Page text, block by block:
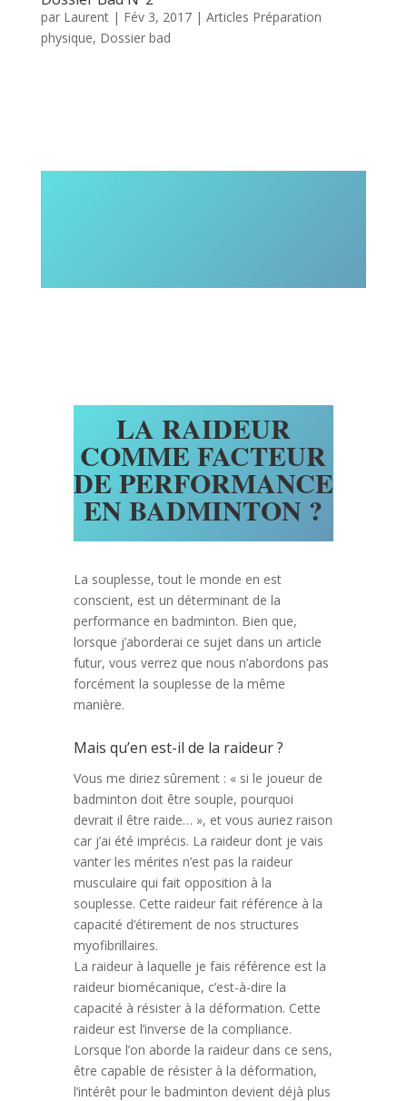
par Laurent| Fév 3, 2017| Articles Préparation
physique, Dossier bad
LA RAIDEUR
COMME FACTEUR
DE PERFORMANCE
EN BADMINTON ?
La souplesse, tout le monde en est
conscient, est un déterminant de la
performance en badminton. Bien que,
lorsque j’aborderai ce sujet dans un article
futur, vous verrez que nous n’abordons pas
forcément la souplesse de la même
manière.
Mais qu’en est-il de la raideur ?
Vous me diriez sûrement : « si le joueur de
badminton doit être souple, pourquoi
devrait il être raide… », et vous auriez raison
car j’ai été imprécis. La raideur dont je vais
vanter les mérites n’est pas la raideur
musculaire qui fait opposition à la
souplesse. Cette raideur fait référence à la
capacité d’étirement de nos structures
myofibrillaires.
La raideur à laquelle je fais référence est la
raideur biomécanique, c’est-à-dire la
capacité à résister à la déformation. Cette
raideur est l’inverse de la compliance.
Lorsque l’on aborde la raideur dans ce sens,
être capable de résister à la déformation,
l’intérêt pour le badminton devient déjà plus